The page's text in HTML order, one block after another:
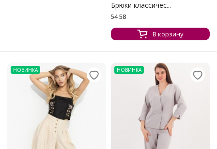
Брюки классичес...
54 58
В корзину
НОВИНКА НОВИНКА